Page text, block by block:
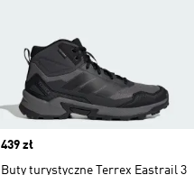
Price
439 zł
Buty turystyczne Terrex Eastrail 3